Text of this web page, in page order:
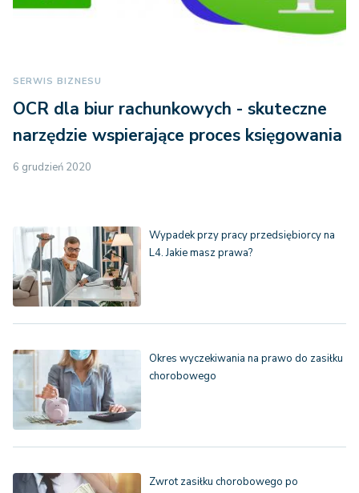
SERWIS BIZNESU
OCR dla biur rachunkowych - skuteczne
narzędzie wspierające proces księgowania
6 grudzień 2020
Wypadek przy pracy przedsiębiorcy na
L4. Jakie masz prawa?
Okres wyczekiwania na prawo do zasiłku
chorobowego
Zwrot zasiłku chorobowego po